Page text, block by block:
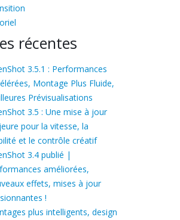
récentes
3.5.1 : Performances
Montage Plus Fluide,
Prévisualisations
3.5 : Une mise à jour
pour la vitesse, la
et le contrôle créatif
3.4 publié |
améliorées,
effets, mises à jour
!
plus intelligents, design